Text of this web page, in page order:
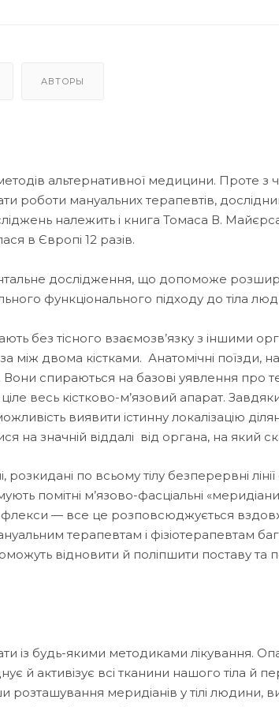
АВТОРЫ
альтернативної медицини. Проте з
роботи мануальних терапевтів,
належить і книга Томаса В. Майєрса
в Європі 12 разів.
дослідження, що допоможе
функціонального підходу до тіла
без тісного взаємозв’язку з іншими
між двома кістками. Анатомічні поїзди,
Вони спираються на базові уявлення про
весь кістково-м’язовий апарат.
виявити істинну локалізацію
значній віддалі від органа, на який
по всьому тілу безперервні лінії
помітні м’язово-фасціальні
— все це розповсюджується
терапевтам і фізіотерапевтам
відновити й поліпшити поставу та
із будь-якими методиками лікування.
й активізує всі тканини нашого тіла й
меридіанів у тілі людини,